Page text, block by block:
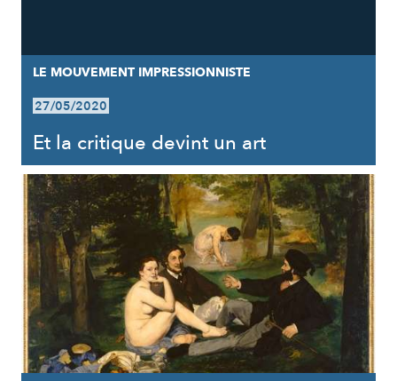
LE MOUVEMENT IMPRESSIONNISTE
27/05/2020
Et la critique devint un art